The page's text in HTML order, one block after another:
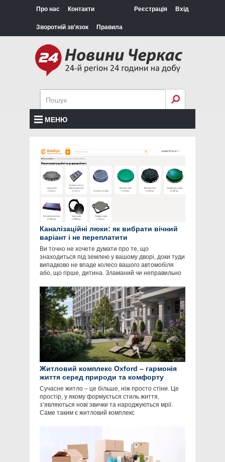
Про нас Контакти
Зворотній зв'язок Правила
Реєстрація Вхід
МЕНЮ
Каналізаційні люки: як вибрати вічний
варіант і не переплатити
Ви точно не хочете думати про те, що
знаходиться під землею у вашому дворі, доки туди
випадково не впаде колесо вашого автомобіля
або, що гірше, дитина. Зламаний чи неправильно
Житловий комплекс Oxford – гармонія
життя серед природи та комфорту
Сучасне житло – це більше, ніж просто стіни. Це
простір, у якому формується стиль життя,
з’являються нові звички та народжуються мрії.
Саме таким є житловий комплекс